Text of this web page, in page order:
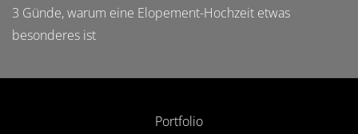
3 Günde, warum eine Elopement-Hochzeit etwas
besonderes ist
Portfolio